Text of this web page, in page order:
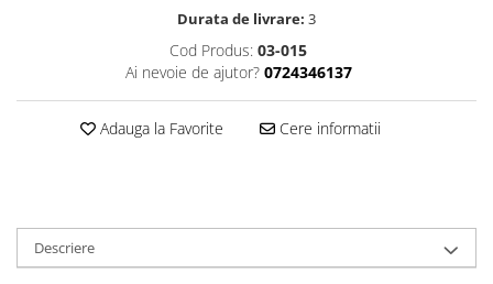
Durata de livrare: 3
Cod Produs: 03-015
Ai nevoie de ajutor? 0724346137
Adauga la Favorite Cere informatii
Descriere